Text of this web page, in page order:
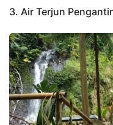
3. Air Terjun